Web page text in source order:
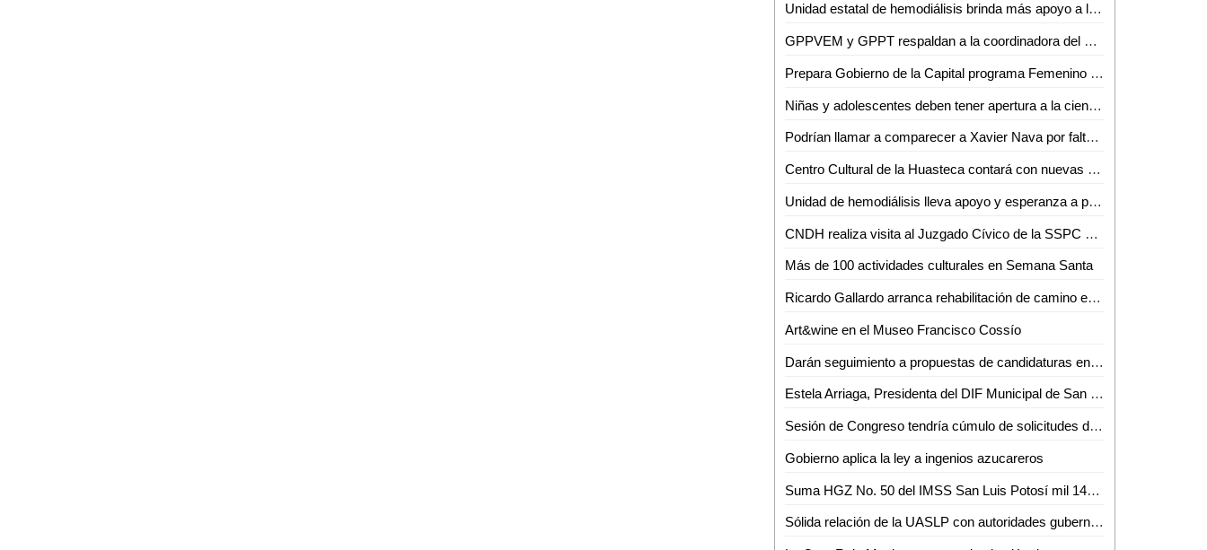
Unidad estatal de hemodiálisis brinda más apoyo a las y los potosinos
GPPVEM y GPPT respaldan a la coordinadora del Partido Verde y al próximo presidente de la directiva del Congreso Del Estado
Prepara Gobierno de la Capital programa Femenino Plural, la mujer en el arte y la cultura
Niñas y adolescentes deben tener apertura a la ciencia: Dra. Sofía Bernal, investigadora de la Facultad de Medicina de la UASLP
Podrían llamar a comparecer a Xavier Nava por falta de pago del Interapas a CEA
Centro Cultural de la Huasteca contará con nuevas expresiones artísticas: Mario García
Unidad de hemodiálisis lleva apoyo y esperanza a pacientes en SLP
CNDH realiza visita al Juzgado Cívico de la SSPC de la Capital
Más de 100 actividades culturales en Semana Santa
Ricardo Gallardo arranca rehabilitación de camino en Villa de Reyes
Art&wine en el Museo Francisco Cossío
Darán seguimiento a propuestas de candidaturas en SLP a través de app
Estela Arriaga, Presidenta del DIF Municipal de San Luis Capital, inauguró el octavo Centro de Atención Familiar
Sesión de Congreso tendría cúmulo de solicitudes de licencia
Gobierno aplica la ley a ingenios azucareros
Suma HGZ No. 50 del IMSS San Luis Potosí mil 144 trasplantes de riñón y córnea desde 2007
Sólida relación de la UASLP con autoridades gubernamentales, benéfica para las y los estudiantes